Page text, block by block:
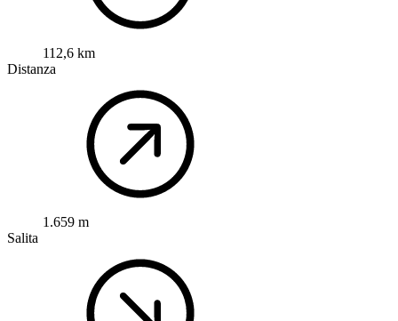
112,6 km
Distanza
1.659 m
Salita